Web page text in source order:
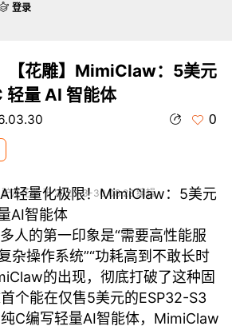
【花雕】MimiClaw：5美元
轻量 AI 智能体
0
驴友花雕 于 2026-3-30 08:28 编辑
AI轻量化极限！MimiClaw：5美元
AI智能体
人的第一印象是“需要高性能服
杂操作系统”“功耗高到不敢长时
的出现，彻底打破了这种固
个能在仅售5美元的ESP32-S3
C编写轻量AI智能体，MimiClaw
登录